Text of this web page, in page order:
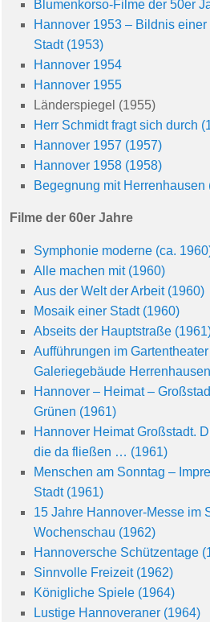
Blumenkorso-Filme der 50er
Hannover 1953 – Bildnis einer
Stadt (1953)
Hannover 1954
Hannover 1955
Länderspiegel (1955)
Herr Schmidt fragt sich durch
Hannover 1957 (1957)
Hannover 1958 (1958)
Begegnung mit Herrenhausen
Filme der 60er Jahre
Symphonie moderne (ca.
Alle machen mit (1960)
Aus der Welt der Arbeit (1960)
Mosaik einer Stadt (1960)
Abseits der Hauptstraße
Aufführungen im
Galeriegebäude
Hannover – Heimat –
Grünen (1961)
Hannover Heimat Großstadt.
die da fließen … (1961)
Menschen am Sonntag –
Stadt (1961)
15 Jahre Hannover-Messe im
Wochenschau (1962)
Hannoversche Schützentage
Sinnvolle Freizeit (1962)
Königliche Spiele (1964)
Lustige Hannoveraner (1964)